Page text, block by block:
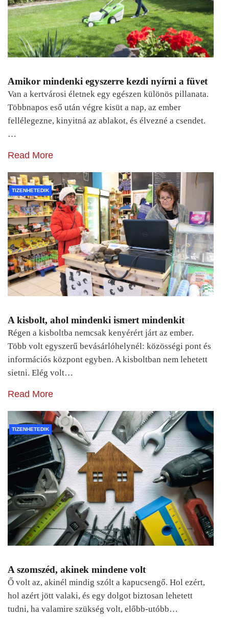
Amikor mindenki egyszerre kezdi nyírni a füvet
Van a kertvárosi életnek egy egészen különös pillanata.
Többnapos eső után végre kisüt a nap, az ember
fellélegezne, kinyitná az ablakot, és élvezné a csendet.
…
Read More
TIZENHETEDIK
A kisbolt, ahol mindenki ismert mindenkit
Régen a kisboltba nemcsak kenyérért járt az ember.
Több volt egyszerű bevásárlóhelynél: közösségi pont és
információs központ egyben. A kisboltban nem lehetett
sietni. Elég volt…
Read More
TIZENHETEDIK
A szomszéd, akinek mindene volt
Ő volt az, akinél mindig szólt a kapucsengő. Hol ezért,
hol azért jött valaki, és egy dolgot biztosan lehetett
tudni, ha valamire szükség volt, előbb-utóbb…